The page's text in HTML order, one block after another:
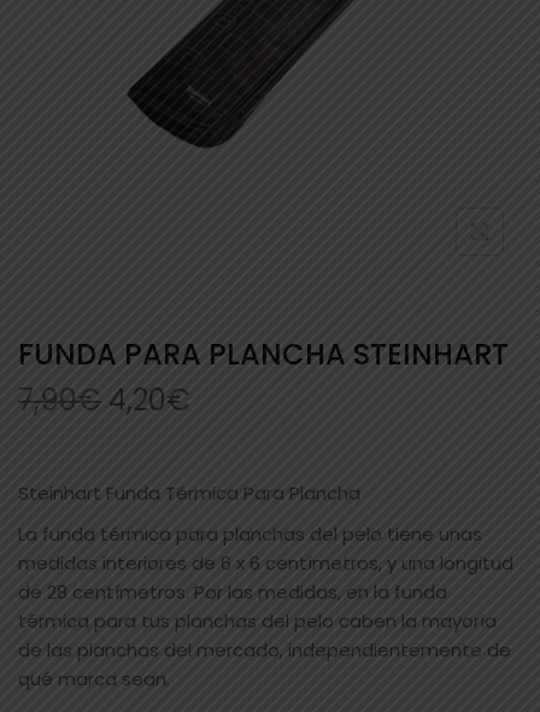
FUNDA PARA PLANCHA STEINHART
7,90€ 4,20€
Steinhart Funda Térmica Para Plancha
La funda térmica para planchas del pelo tiene unas
medidas interiores de 6 x 6 centímetros, y una longitud
de 28 centímetros. Por las medidas, en la funda
térmica para tus planchas del pelo caben la mayoría
de las planchas del mercado, independientemente de
qué marca sean.